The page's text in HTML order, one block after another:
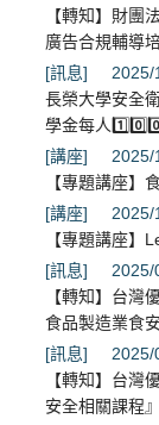
【轉知】財團
廣告合規輔導
[訊息]
2025/
長榮大學安全
學金每人
[講座]
2025/
【專題講座】
[講座]
2025/
【專題講座】
[訊息]
2025/
【轉知】台灣
食品製造業食
[訊息]
2025/
【轉知】台灣
安全相關課程』